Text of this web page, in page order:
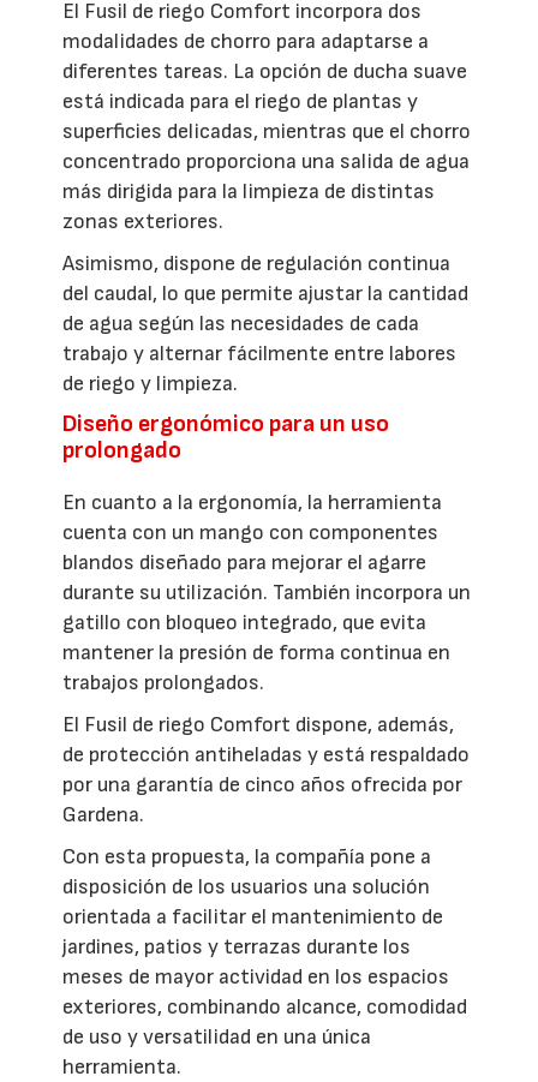
El Fusil de riego Comfort incorpora dos
modalidades de chorro para adaptarse a
diferentes tareas. La opción de ducha suave
está indicada para el riego de plantas y
superficies delicadas, mientras que el chorro
concentrado proporciona una salida de agua
más dirigida para la limpieza de distintas
zonas exteriores.
Asimismo, dispone de regulación continua
del caudal, lo que permite ajustar la cantidad
de agua según las necesidades de cada
trabajo y alternar fácilmente entre labores
de riego y limpieza.
Diseño ergonómico para un uso
prolongado
En cuanto a la ergonomía, la herramienta
cuenta con un mango con componentes
blandos diseñado para mejorar el agarre
durante su utilización. También incorpora un
gatillo con bloqueo integrado, que evita
mantener la presión de forma continua en
trabajos prolongados.
El Fusil de riego Comfort dispone, además,
de protección antiheladas y está respaldado
por una garantía de cinco años ofrecida por
Gardena.
Con esta propuesta, la compañía pone a
disposición de los usuarios una solución
orientada a facilitar el mantenimiento de
jardines, patios y terrazas durante los
meses de mayor actividad en los espacios
exteriores, combinando alcance, comodidad
de uso y versatilidad en una única
herramienta.